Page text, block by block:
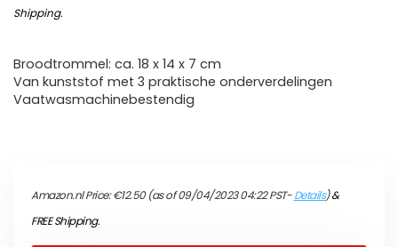
Shipping.
Broodtrommel: ca. 18 x 14 x 7 cm
Van kunststof met 3 praktische onderverdelingen
Vaatwasmachinebestendig
Amazon.nl Price:€12.50(as of 09/04/2023 04:22 PST-Details)&
FREE Shipping.